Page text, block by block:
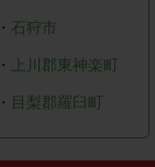
・ 石狩市
・ 上川郡東神楽町
・ 目梨郡羅臼町